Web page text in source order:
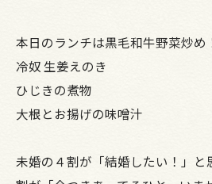
本日のランチは黒毛和牛野菜炒め
冷奴 生姜えのき
ひじきの煮物
大根とお揚げの味噌汁
未婚の４割が「結婚したい！」と